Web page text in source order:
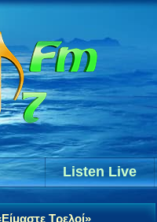
Listen Live
Τρελοί»